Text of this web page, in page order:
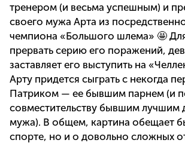
тренером (и весьма успешным) и
своего мужа Арта из
чемпиона «Большого шлема» 🤩
прервать серию его поражений,
заставляет его выступить на
Арту придется сыграть с некогда
Патриком — ее бывшим парнем (и
совместительству бывшим лучшим
мужа). В общем, картина обещает
спорте, но и о довольно сложных